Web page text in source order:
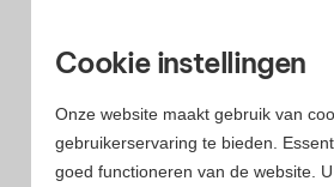
Cookie instellingen
Onze website maakt gebruik van
gebruikerservaring te bieden.
goed functioneren van de website.